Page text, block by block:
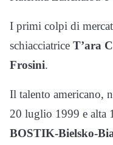
I primi colpi di
schiacciatrice T’ara
Frosini.
Il talento americano,
20 luglio 1999 e alta
BOSTIK-Bielsko-